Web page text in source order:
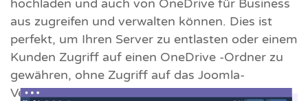
hochladen und auch von OneDrive für Business
aus zugreifen und verwalten können. Dies ist
perfekt, um Ihren Server zu entlasten oder einem
Kunden Zugriff auf einen OneDrive -Ordner zu
gewähren, ohne Zugriff auf das Joomla-
Verwaltungsfenster zu gewähren.